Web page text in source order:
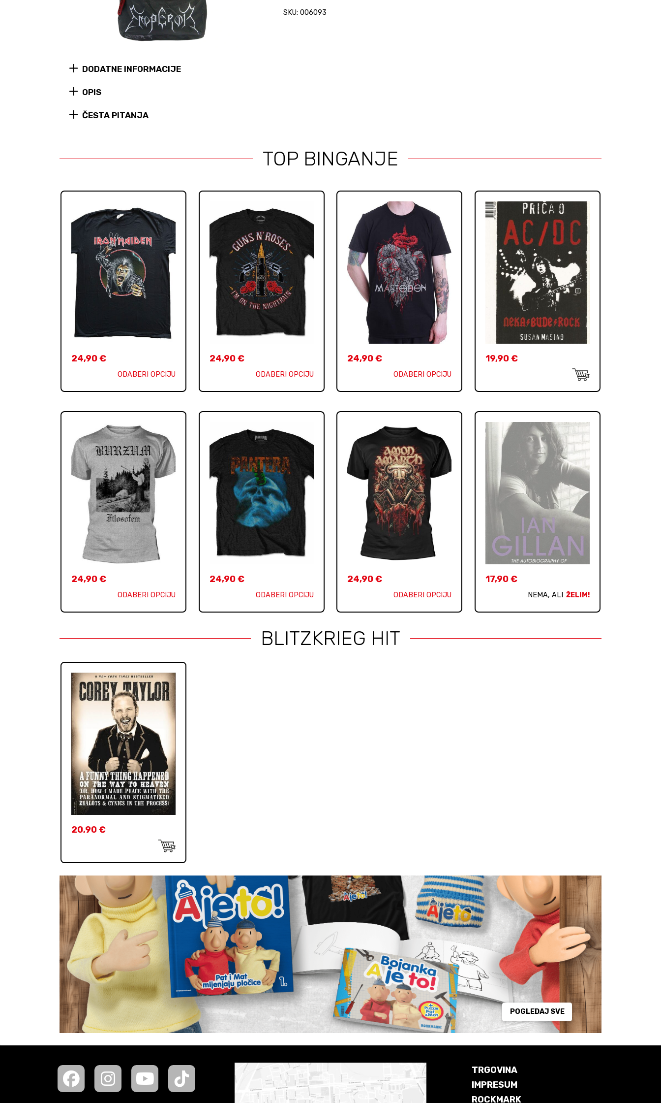
ruksak
SKU: 006093
DODATNE INFORMACIJE
OPIS
ČESTA PITANJA
TOP BINGANJE
24,90€
ODABERI OPCIJU
24,90€
ODABERI OPCIJU
24,90€
ODABERI OPCIJU
19,90€
24,90€
ODABERI OPCIJU
24,90€
ODABERI OPCIJU
24,90€
ODABERI OPCIJU
17,90€
NEMA, ALI ŽELIM!
BLITZKRIEG HIT
20,90€
POGLEDAJ SVE
TRGOVINA
IMPRESUM
ROCKMARK